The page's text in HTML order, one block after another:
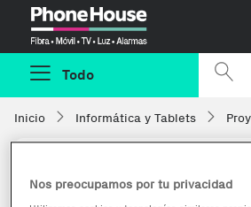
Todo
Inicio Informática y Tablets
Nos preocupamos por tu privacidad